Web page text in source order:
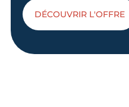
DÉCOUVRIR L'OFFRE